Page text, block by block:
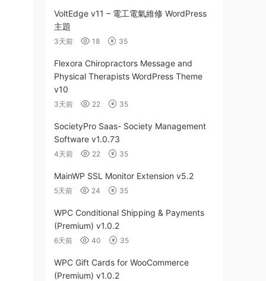
VoltEdge v11 – 電工電氣維修 WordPress
主題
3天前 18 35
Flexora Chiropractors Message and
Physical Therapists WordPress Theme
v10
3天前 22 35
SocietyPro Saas- Society Management
Software v1.0.73
4天前 22 35
MainWP SSL Monitor Extension v5.2
5天前 24 35
WPC Conditional Shipping & Payments
(Premium) v1.0.2
6天前 40 35
WPC Gift Cards for WooCommerce
(Premium) v1.0.2